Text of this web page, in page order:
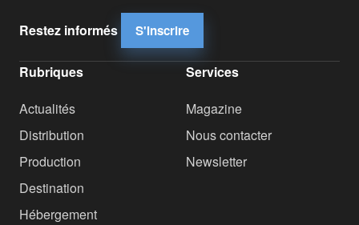
Restez informés S'inscrire
Rubriques
Actualités
Distribution
Production
Destination
Hébergement
Services
Magazine
Nous contacter
Newsletter